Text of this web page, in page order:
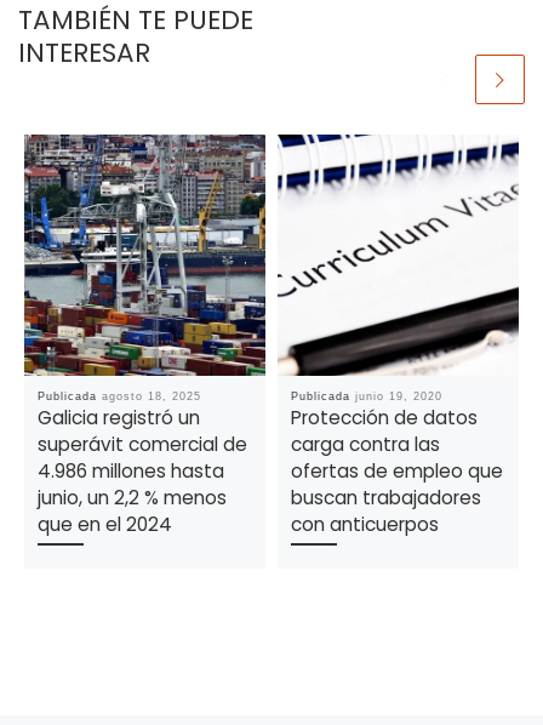
TAMBIÉN TE PUEDE
INTERESAR
Publicada agosto 18, 2025
Galicia registró un
superávit comercial de
4.986 millones hasta
junio, un 2,2 % menos
que en el 2024
Publicada junio 19, 2020
Protección de datos
carga contra las
ofertas de empleo que
buscan trabajadores
con anticuerpos